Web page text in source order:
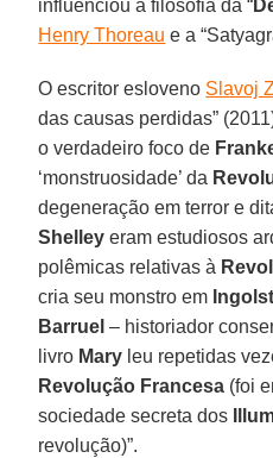
influenciou a filosofia da “
Henry Thoreau e a
O escritor esloveno Slavoj
das causas perdidas”
o verdadeiro foco de
‘monstruosidade’ da
degeneração em terror e
Shelley eram estudiosos
polêmicas relativas à
cria seu monstro em
Barruel – historiador
livro Mary leu repetidas
Revolução Francesa (foi
sociedade secreta dos
revolução)”.